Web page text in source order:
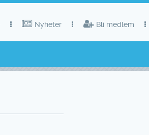
Bli medlem
Nyheter